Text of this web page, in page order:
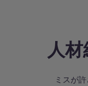
人
ミスが